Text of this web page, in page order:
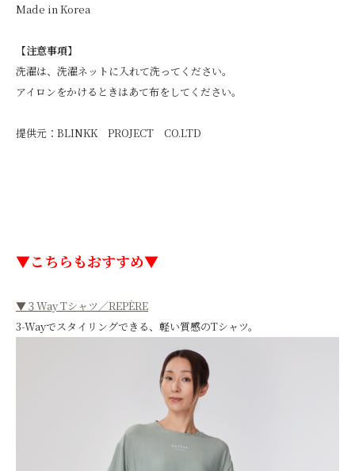
Made in Korea
【注意事項】
洗濯は、洗濯ネットに入れて洗ってください。
アイロンをかけるときはあて布をしてください。
提供元：BLINKK PROJECT CO.LTD
▼こちらもおすすめ▼
▼３Way Tシャツ／REPÈRE
3-Wayでスタイリングできる、軽い質感のTシャツ。